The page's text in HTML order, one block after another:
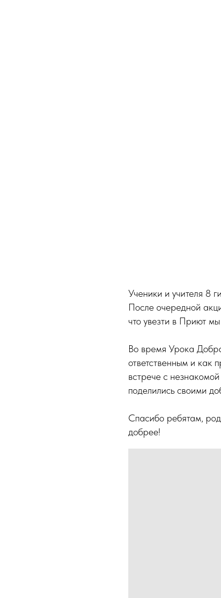
Ученики и учителя 8
После очередной
что увезти в Приют
Во время Урока
ответственным и как
встрече с
поделились своими
Спасибо ребятам,
добрее!